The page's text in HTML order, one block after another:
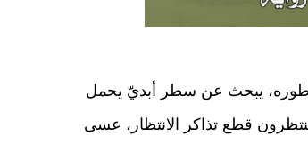
يبحث عن سطر أبديّ يحمل
قطع تذاكر الانتظار، عسى